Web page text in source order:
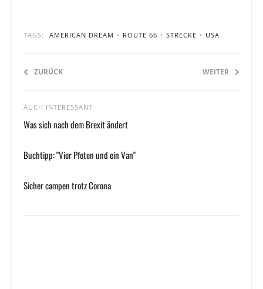
TAGS: AMERICAN DREAM • ROUTE 66 • STRECKE • USA
ZURÜCK WEITER
AUCH INTERESSANT
Was sich nach dem Brexit ändert
Buchtipp: "Vier Pfoten und ein Van"
Sicher campen trotz Corona